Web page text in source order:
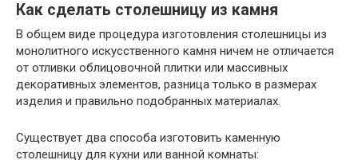
Как сделать столешницу из камня
В общем виде процедура изготовления столешницы из
монолитного искусственного камня ничем не отличается
от отливки облицовочной плитки или массивных
декоративных элементов, разница только в размерах
изделия и правильно подобранных материалах.
Существует два способа изготовить каменную
столешницу для кухни или ванной комнаты: